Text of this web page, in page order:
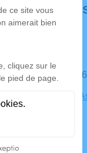
Déroulé
Le mardi
Salle de